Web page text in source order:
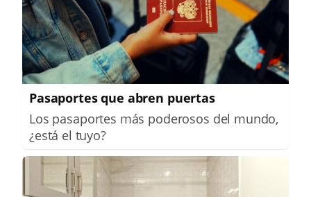
Pasaportes que abren puertas
Los pasaportes más poderosos del mundo,
¿está el tuyo?